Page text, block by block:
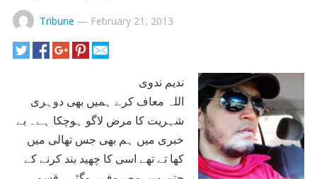
Tribune — February 21, 2013
ندیم ندوی
اللہ معاف کرے ہمیں بھی دوہری
شہریت کا مرض لاگو ہوچکا ہے۔ بے
خبری میں ہم بھی جس تھالی میں
کھا تے تھے اسی کا چھید بند کرنے کے